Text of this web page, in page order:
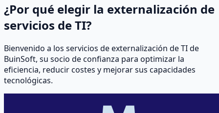
¿Por qué elegir la externalización de
servicios de TI?
Bienvenido a los servicios de externalización de TI de
BuinSoft, su socio de confianza para optimizar la
eficiencia, reducir costes y mejorar sus capacidades
tecnológicas.